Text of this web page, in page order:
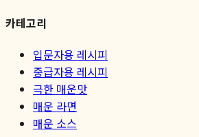
카테고리
입문자용 레시피
중급자용 레시피
극한 매운맛
매운 라면
매운 소스